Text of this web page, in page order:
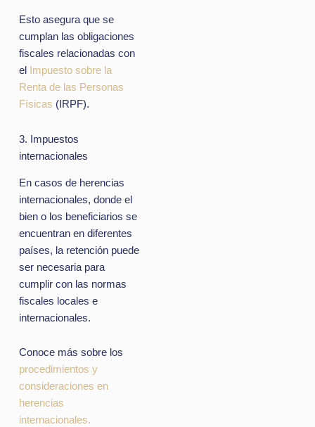
Esto asegura que se
cumplan las obligaciones
fiscales relacionadas con
el
Impuesto sobre la
Renta de las Personas
Físicas (IRPF).
3. Impuestos
internacionales
En casos de herencias
internacionales, donde el
bien o los beneficiarios se
encuentran en diferentes
países, la retención puede
ser necesaria para
cumplir con las normas
fiscales locales e
internacionales.
Conoce más sobre los
procedimientos y
consideraciones en
herencias
internacionales.